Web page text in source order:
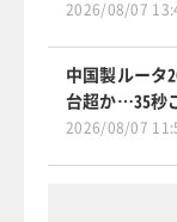
2026/08/07
中国製ルータ
台超か…35秒
2026/08/07